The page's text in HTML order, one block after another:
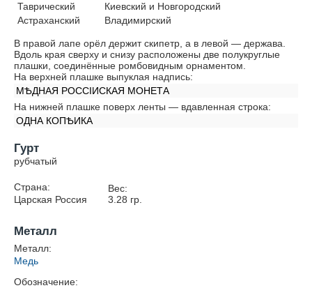
Таврический
Астраханский
Киевский и Новгородский
Владимирский
В правой лапе орёл держит скипетр, а в левой — держава.
Вдоль края сверху и снизу расположены две полукруглые
плашки, соединённые ромбовидным орнаментом.
На верхней плашке выпуклая надпись:
МѢДНАЯ РОССIИСКАЯ МОНЕТА
На нижней плашке поверх ленты — вдавленная строка:
ОДНА КОПѢИКА
Гурт
рубчатый
Страна:
Царская Россия
Вес:
3.28 гр.
Металл
Металл:
Медь
Обозначение: